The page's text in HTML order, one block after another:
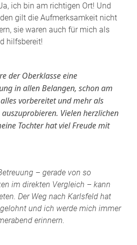
ich bin am richtigen Ort! Und
gilt die Aufmerksamkeit nicht
sie waren auch für mich als
hilfsbereit!
der Oberklasse eine
in allen Belangen, schon am
vorbereitet und mehr als
Vielen herzlichen
Tochter hat viel Freude mit
– gerade von so
im direkten Vergleich – kann
Der Weg nach Karlsfeld hat
und ich werde mich immer
erinnern.